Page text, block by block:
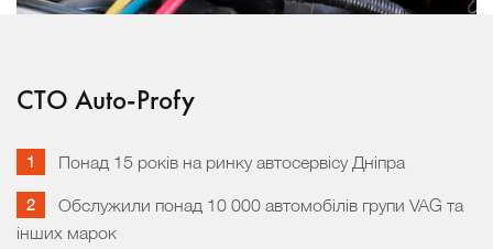
СТО Auto-Profy
Понад 15 років на ринку автосервісу Дніпра
Обслужили понад 10 000 автомобілів групи VAG та
інших марок